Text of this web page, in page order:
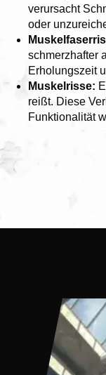
verursacht
oder
schmerzhafter
Erholungszeit
Muskelrisse:
reißt. Diese
Funktionalität